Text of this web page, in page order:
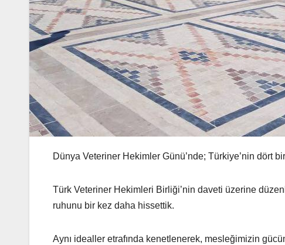
Dünya Veteriner Hekimler Günü’nde; Türkiye’nin dört
Türk Veteriner Hekimleri Birliği’nin daveti üzerine
ruhunu bir kez daha hissettik.
Aynı idealler etrafında kenetlenerek, mesleğimizin